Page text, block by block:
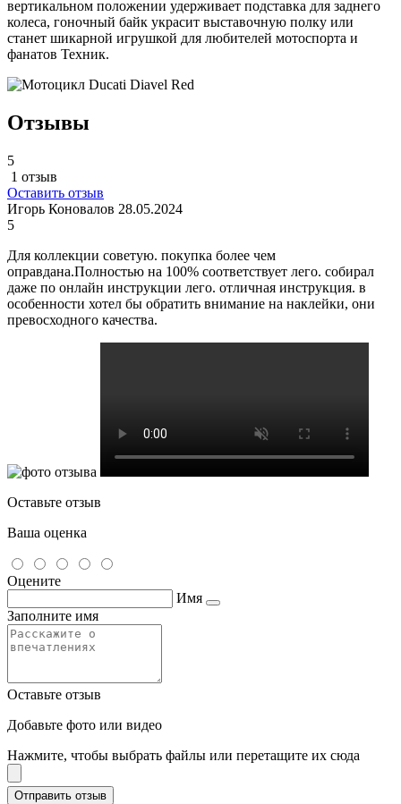
вертикальном положении удерживает подставка для заднего
колеса, гоночный байк украсит выставочную полку или
станет шикарной игрушкой для любителей мотоспорта и
фанатов Техник.
Отзывы
5
1 отзыв
Оставить отзыв
Игорь Коновалов 28.05.2024
5
Для коллекции советую. покупка более чем
оправдана.Полностью на 100% соответствует лего. собирал
даже по онлайн инструкции лего. отличная инструкция. в
особенности хотел бы обратить внимание на наклейки, они
превосходного качества.
Оставьте отзыв
Ваша оценка
Оцените
Имя
Заполните имя
Оставьте отзыв
Добавьте фото или видео
Нажмите, чтобы выбрать файлы или перетащите их сюда